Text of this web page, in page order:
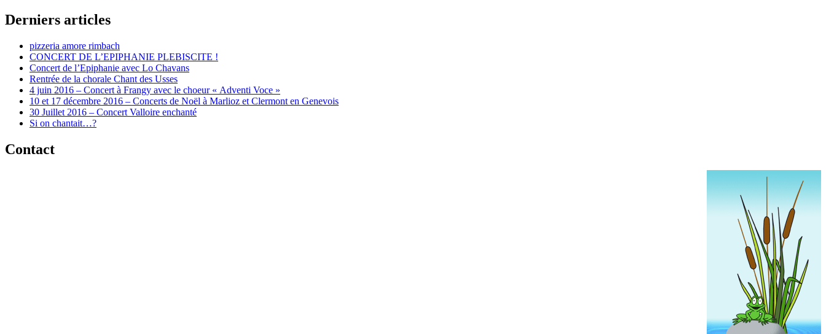
Derniers articles
pizzeria amore rimbach
CONCERT DE L’EPIPHANIE PLEBISCITE !
Concert de l’Epiphanie avec Lo Chavans
Rentrée de la chorale Chant des Usses
4 juin 2016 – Concert à Frangy avec le choeur « Adventi Voce »
10 et 17 décembre 2016 – Concerts de Noël à Marlioz et Clermont en Genevois
30 Juillet 2016 – Concert Valloire enchanté
Si on chantait…?
Contact